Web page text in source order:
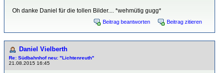
Oh danke Daniel für die tollen Bilder.... *wehmütig gugg*
Beitrag beantworten Beitrag zitieren
Daniel Vielberth
Re: Südbahnhof neu: "Lichtenreuth"
21.08.2015 16:45